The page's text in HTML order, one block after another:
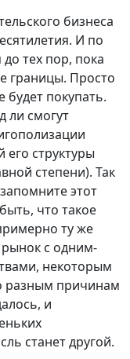
бизнеса
И по
тех пор, пока
границы. Просто
будет покупать.
ли смогут
его структуры
степени). Так
этот
что такое
ту же
рынок с одним-
некоторым
разным причинам
и
станет другой.